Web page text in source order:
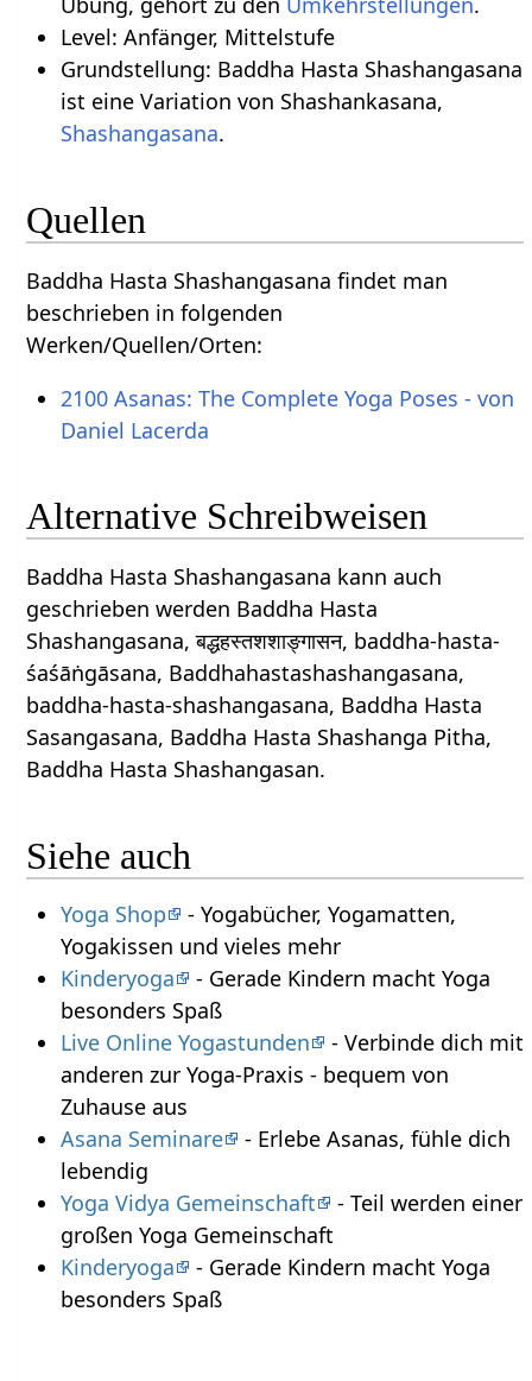
Level: Anfänger, Mittelstufe
Grundstellung: Baddha Hasta Shashangasana
ist eine Variation von Shashankasana,
Shashangasana.
Quellen
Baddha Hasta Shashangasana findet man
beschrieben in folgenden
Werken/Quellen/Orten:
2100 Asanas: The Complete Yoga Poses - von
Daniel Lacerda
Alternative Schreibweisen
Baddha Hasta Shashangasana kann auch
geschrieben werden Baddha Hasta
Shashangasana, बद्धहस्तशशाङ्गासन, baddha-hasta-
śaśāṅgāsana, Baddhahastashashangasana,
baddha-hasta-shashangasana, Baddha Hasta
Sasangasana, Baddha Hasta Shashanga Pitha,
Baddha Hasta Shashangasan.
Siehe auch
Yoga Shop
- Yogabücher, Yogamatten,
Yogakissen und vieles mehr
Kinderyoga
- Gerade Kindern macht Yoga
besonders Spaß
Live Online Yogastunden
- Verbinde dich mit
anderen zur Yoga-Praxis - bequem von
Zuhause aus
Asana Seminare
- Erlebe Asanas, fühle dich
lebendig
Yoga Vidya Gemeinschaft
- Teil werden einer
großen Yoga Gemeinschaft
Kinderyoga
- Gerade Kindern macht Yoga
besonders Spaß